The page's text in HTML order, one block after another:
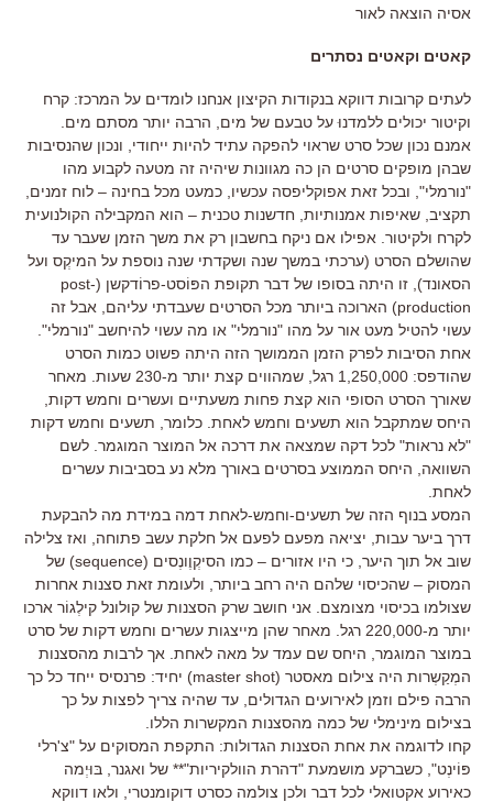
אסיה הוצאה לאור
קאטים וקאטים נסתרים
לעתים קרובות דווקא בנקודות הקיצון אנחנו לומדים על המרכז: קרח
וקיטור יכולים ללמדנוּ על טבעם של מים, הרבה יותר מסתם מים.
אמנם נכון שכל סרט שראוי להפקה עתיד להיות ייחודי, ונכון שהנסיבות
שבהן מופקים סרטים הן כה מגוונות שיהיה זה מטעה לקבוע מהו
"נורמלי", ובכל זאת אפוקליפסה עכשיו, כמעט מכל בחינה – לוח זמנים,
תקציב, שאיפות אמנותיות, חדשנות טכנית – הוא המקבילה הקולנועית
לקרח ולקיטור. אפילו אם ניקח בחשבון רק את משך הזמן שעבר עד
שהושלם הסרט (ערכתי במשך שנה ושקדתי שנה נוספת על המיקְס ועל
הסאונד), זו היתה בסופו של דבר תקופת הפּוֹסט-פרוֹדקשן (post-
production) הארוכה ביותר מכל הסרטים שעבדתי עליהם, אבל זה
עשוי להטיל מעט אור על מהו "נורמלי" או מה עשוי להיחשב "נורמלי".
אחת הסיבות לפרק הזמן הממושך הזה היתה פשוט כמות הסרט
שהודפס: 1,250,000 רגל, שמהווים קצת יותר מ-230 שעות. מאחר
שאורך הסרט הסופי הוא קצת פחות משעתיים ועשרים וחמש דקות,
היחס שמתקבל הוא תשעים וחמש לאחת. כלומר, תשעים וחמש דקות
"לא נראות" לכל דקה שמצאה את דרכה אל המוצר המוגמר. לשם
השוואה, היחס הממוצע בסרטים באורך מלא נע בסביבות עשרים
לאחת.
המסע בנוף הזה של תשעים-וחמש-לאחת דמה במידת מה להבקעת
דרך ביער עבות, יציאה מפעם לפעם אל חלקת עשב פתוחה, ואז צלילה
שוב אל תוך היער, כי היו אזורים – כמו הסיקְוֶונְסים (sequence) של
המסוק – שהכיסוי שלהם היה רחב ביותר, ולעומת זאת סצנות אחרות
שצולמו בכיסוי מצומצם. אני חושב שרק הסצנות של קולונל קילְגוֹר ארכו
יותר מ-220,000 רגל. מאחר שהן מייצגות עשרים וחמש דקות של סרט
במוצר המוגמר, היחס שם עמד על מאה לאחת. אך לרבות מהסצנות
המְקַשְרות היה צילום מאסטר (master shot) יחיד: פרנסיס ייחד כל כך
הרבה פילם וזמן לאירועים הגדולים, עד שהיה צריך לפצות על כך
בצילום מינימלי של כמה מהסצנות המקשרות הללו.
קחו לדוגמה את אחת הסצנות הגדולות: התקפת המסוקים על "צ'רלי
פּוֹינְט", כשברקע מושמעת "דהרת הוולקיריות"** של ואגנר, בּוּיְמה
כאירוע אקטואלי לכל דבר ולכן צולמה כסרט דוקומנטרי, ולאו דווקא